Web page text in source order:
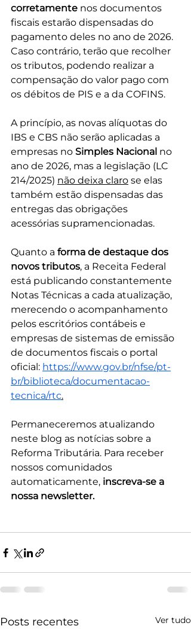
corretamente nos documentos
fiscais estarão dispensadas do
pagamento deles no ano de 2026.
Caso contrário, terão que recolher
os tributos, podendo realizar a
compensação do valor pago com
os débitos de PIS e a da COFINS.
A princípio, as novas alíquotas do
IBS e CBS não serão aplicadas a
empresas no Simples Nacional no
ano de 2026, mas a legislação (LC
214/2025) não deixa claro se elas
também estão dispensadas das
entregas das obrigações
acessórias supramencionadas.
Quanto a forma de destaque dos
novos tributos, a Receita Federal
está publicando constantemente
Notas Técnicas a cada atualização,
merecendo o acompanhamento
pelos escritórios contábeis e
empresas de sistemas de emissão
de documentos fiscais o portal
oficial: https://www.gov.br/nfse/pt-
br/biblioteca/documentacao-
tecnica/rtc.
Permaneceremos atualizando
neste blog as notícias sobre a
Reforma Tributária. Para receber
nossos comunidados
automaticamente, inscreva-se a
nossa newsletter.
Posts recentes Ver tudo